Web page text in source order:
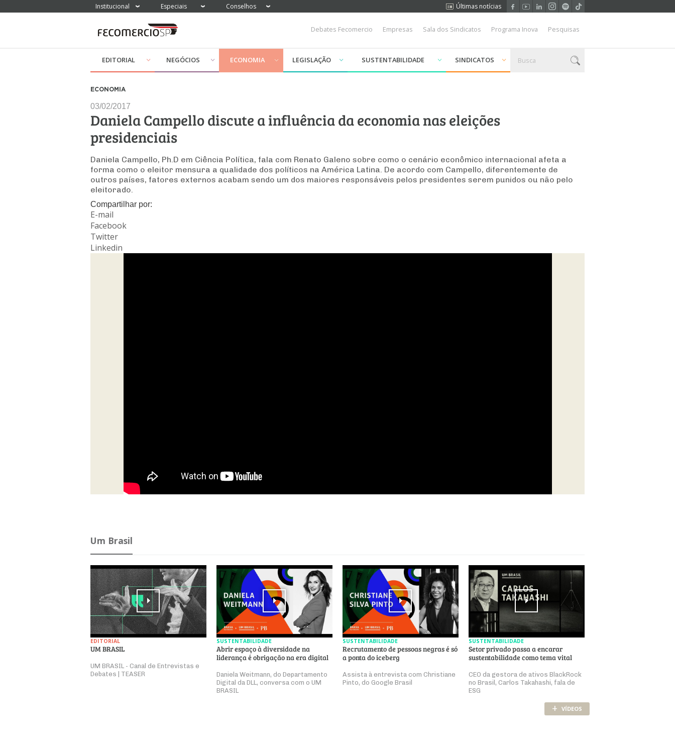
Institucional Especiais Conselhos Últimas notícias
Debates Fecomercio Empresas Sala dos Sindicatos Programa Inova Pesquisas
EDITORIAL NEGÓCIOS ECONOMIA LEGISLAÇÃO SUSTENTABILIDADE SINDICATOS
ECONOMIA
03/02/2017
Daniela Campello discute a influência da economia nas eleições
presidenciais
Daniela Campello, Ph.D em Ciência Política, fala com Renato Galeno sobre como o cenário econômico internacional afeta a
forma como o eleitor mensura a qualidade dos políticos na América Latina. De acordo com Campello, diferentemente de
outros países, fatores externos acabam sendo um dos maiores responsáveis pelos presidentes serem punidos ou não pelo
eleitorado.
Compartilhar por:
E-mail
Facebook
Twitter
Linkedin
Um Brasil
EDITORIAL
UM BRASIL
UM BRASIL - Canal de Entrevistas e
Debates | TEASER
SUSTENTABILIDADE
Abrir espaço à diversidade na
liderança é obrigação na era digital
Daniela Weitmann, do Departamento
Digital da DLL, conversa com o UM
BRASIL
SUSTENTABILIDADE
Recrutamento de pessoas negras é só
a ponta do iceberg
Assista à entrevista com Christiane
Pinto, do Google Brasil
SUSTENTABILIDADE
Setor privado passa a encarar
sustentabilidade como tema vital
CEO da gestora de ativos BlackRock
no Brasil, Carlos Takahashi, fala de
ESG
+ VÍDEOS